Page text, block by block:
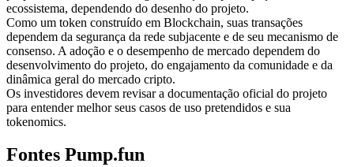
Desfrute da partilha de lucros e comissões de copy trading
ecossistema, dependendo do desenho do projeto.
Como um token construído em Blockchain, suas transações
dependem da segurança da rede subjacente e de seu mecanismo de
consenso. A adoção e o desempenho de mercado dependem do
desenvolvimento do projeto, do engajamento da comunidade e da
dinâmica geral do mercado cripto.
Os investidores devem revisar a documentação oficial do projeto
para entender melhor seus casos de uso pretendidos e sua
tokenomics.
Fontes Pump.fun